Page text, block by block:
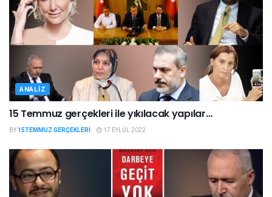
ANALIZ
15 Temmuz gerçekleri ile yıkılacak yapılar…
BY 15TEMMUZ GERÇEKLERI 17 EYLÜL 2022